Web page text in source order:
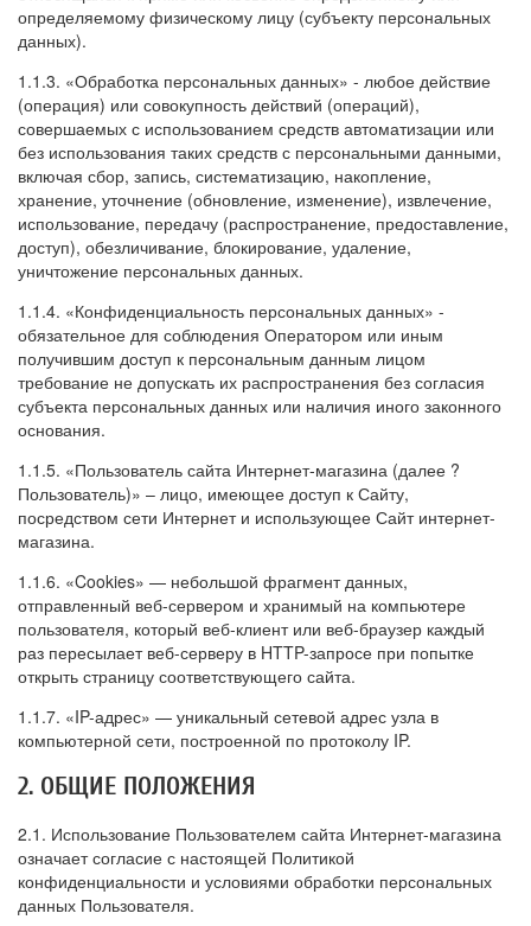
определяемому физическому лицу (субъекту персональных
данных).
1.1.3. «Обработка персональных данных» - любое действие
(операция) или совокупность действий (операций),
совершаемых с использованием средств автоматизации или
без использования таких средств с персональными данными,
включая сбор, запись, систематизацию, накопление,
хранение, уточнение (обновление, изменение), извлечение,
использование, передачу (распространение, предоставление,
доступ), обезличивание, блокирование, удаление,
уничтожение персональных данных.
1.1.4. «Конфиденциальность персональных данных» -
обязательное для соблюдения Оператором или иным
получившим доступ к персональным данным лицом
требование не допускать их распространения без согласия
субъекта персональных данных или наличия иного законного
основания.
1.1.5. «Пользователь сайта Интернет-магазина (далее ?
Пользователь)» – лицо, имеющее доступ к Сайту,
посредством сети Интернет и использующее Сайт интернет-
магазина.
1.1.6. «Cookies» — небольшой фрагмент данных,
отправленный веб-сервером и хранимый на компьютере
пользователя, который веб-клиент или веб-браузер каждый
раз пересылает веб-серверу в HTTP-запросе при попытке
открыть страницу соответствующего сайта.
1.1.7. «IP-адрес» — уникальный сетевой адрес узла в
компьютерной сети, построенной по протоколу IP.
2. ОБЩИЕ ПОЛОЖЕНИЯ
2.1. Использование Пользователем сайта Интернет-магазина
означает согласие с настоящей Политикой
конфиденциальности и условиями обработки персональных
данных Пользователя.